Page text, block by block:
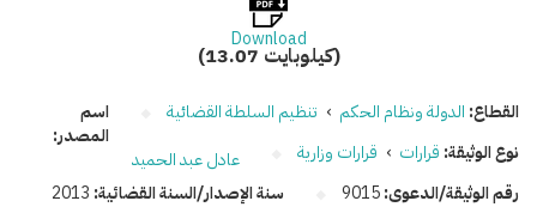
Download
(13.07 كيلوبايت)
القطاع: الدولة ونظام الحكم › تنظيم السلطة القضائية
نوع الوثيقة: قرارات › قرارات وزارية
رقم الوثيقة/الدعوى:9015 سنة الإصدار/السنة القضائية: 2013
اسم
المصدر:
عادل عبد الحميد